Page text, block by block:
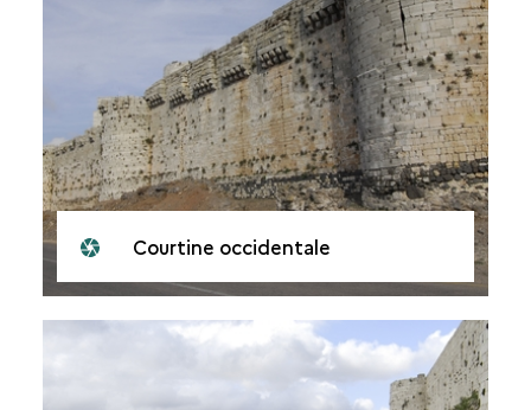
Courtine occidentale